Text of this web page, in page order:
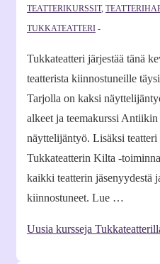
TEATTERIKURSSIT,
TUKKATEATTERI
Tukkateatteri järjestää tänä
teatterista kiinnostuneille
Tarjolla on kaksi
alkeet ja teemakurssi
näyttelijäntyö. Lisäksi teatteri
Tukkateatterin Kilta -
kaikki teatterin jäsenyydestä
kiinnostuneet. Lue …
Uusia kursseja